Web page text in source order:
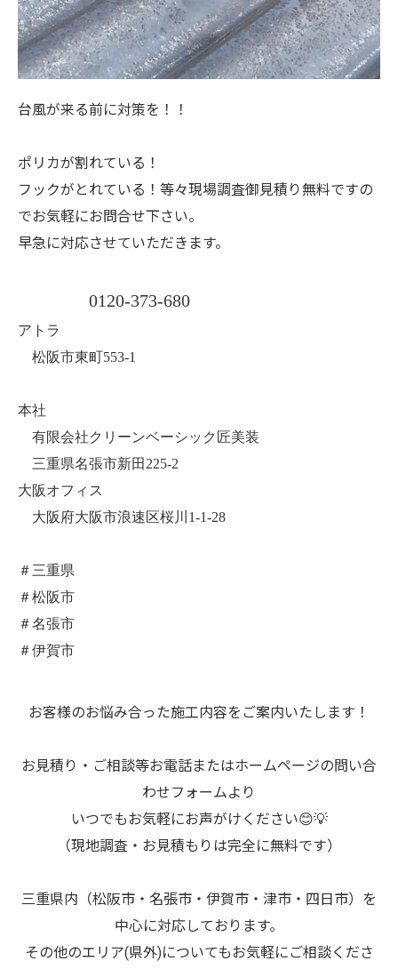
台風が来る前に対策を！！
ポリカが割れている！
フックがとれている！等々現場調査御見積り無料ですの
でお気軽にお問合せ下さい。
早急に対応させていただきます。
0120-373-680
アトラ
松阪市東町553-1
本社
有限会社クリーンベーシック匠美装
三重県名張市新田225-2
大阪オフィス
大阪府大阪市浪速区桜川1-1-28
＃三重県
＃松阪市
＃名張市
＃伊賀市
お客様のお悩み合った施工内容をご案内いたします！
お見積り・ご相談等お電話またはホームページの問い合
わせフォームより
いつでもお気軽にお声がけください😊💡
（現地調査・お見積もりは完全に無料です）
三重県内（松阪市・名張市・伊賀市・津市・四日市）を
中心に対応しております。
その他のエリア(県外)についてもお気軽にご相談くださ